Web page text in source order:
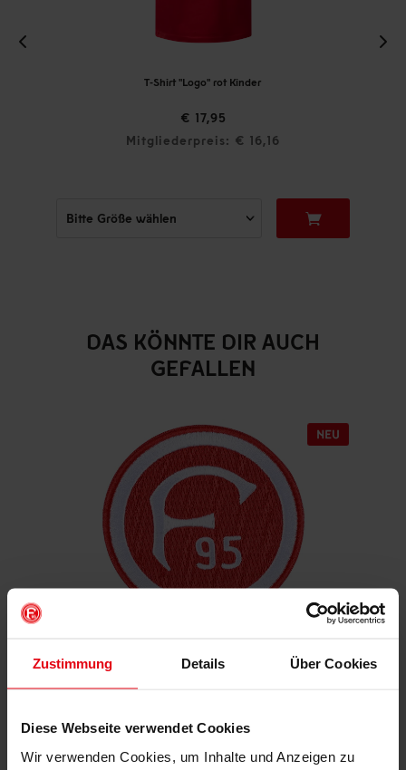
Zustimmung Details Über Cookies
Diese Webseite verwendet Cookies
Wir verwenden Cookies, um Inhalte und Anzeigen zu
T-Shirt "Logo" rot Kinder
€ 17,95
Mitgliederpreis: € 16,16
DAS KÖNNTE DIR AUCH
GEFALLEN
Aufnäher "Retro"
Mitgliederpreis: € 4,46